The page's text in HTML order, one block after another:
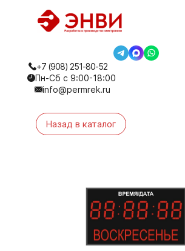
+7 (908) 251-80-52
Пн-Сб с 9:00-18:00
info@permrek.ru
Назад в каталог